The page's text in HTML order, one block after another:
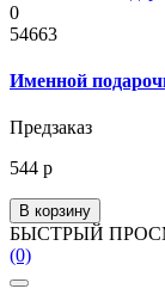
0
54663
Именной
Предзаказ
544 р
В корзину
БЫСТРЫЙ
(0)